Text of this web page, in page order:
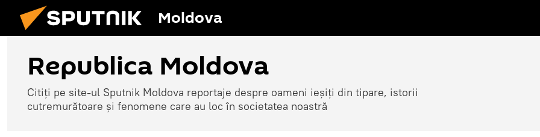
Moldova
Republica Moldova
Citiți pe site-ul Sputnik Moldova reportaje despre oameni ieșiți din tipare, istorii
cutremurătoare și fenomene care au loc în societatea noastră